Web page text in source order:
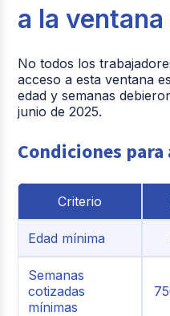
a la
No todos los
acceso a esta ventana
edad y semanas
junio de 2025.
Condiciones para
Criterio
Edad mínima
Semanas
cotizadas
mínimas